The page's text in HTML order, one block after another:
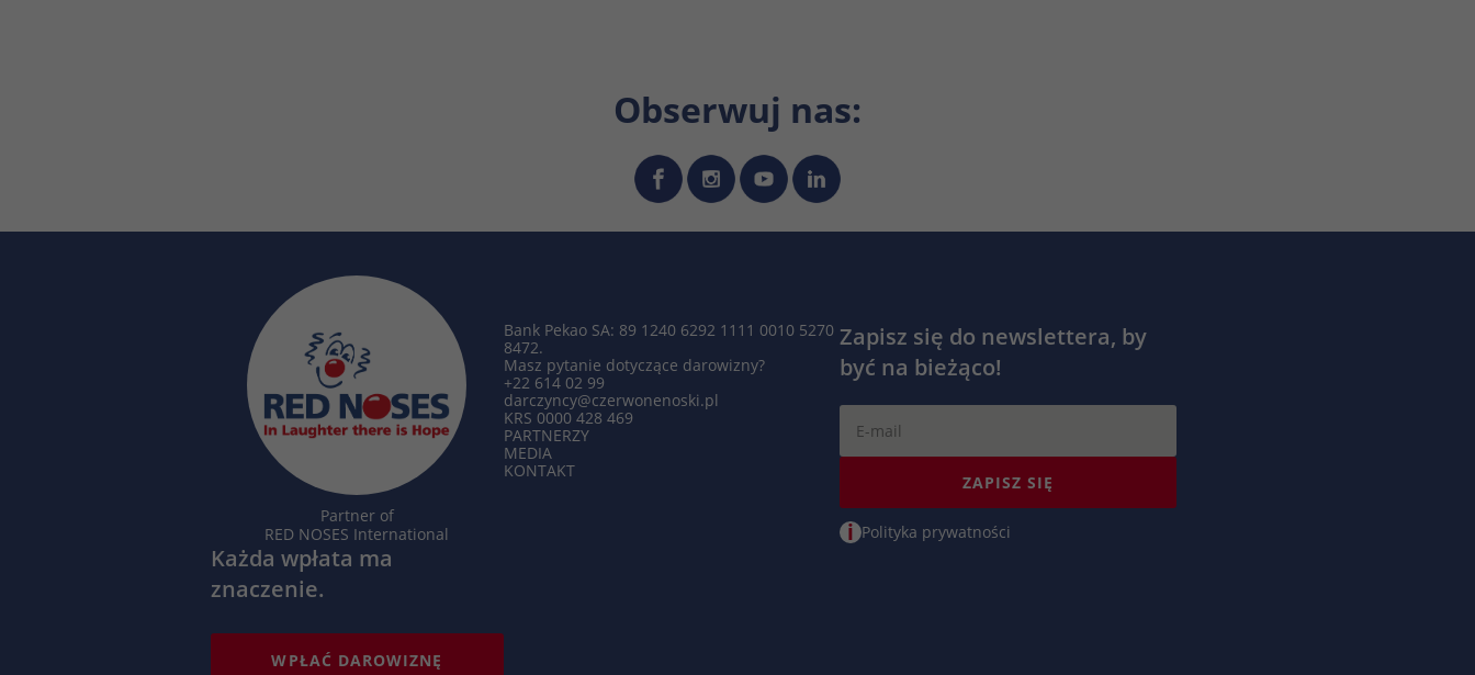
Obserwuj nas:
Partner of
RED NOSES International
Każda wpłata ma
znaczenie.
WPŁAĆ DAROWIZNĘ
Bank Pekao SA: 89 1240 6292 1111 0010 5270
8472.
Masz pytanie dotyczące darowizny?
+22 614 02 99
darczyncy@czerwonenoski.pl
KRS 0000 428 469
PARTNERZY
MEDIA
KONTAKT
Zapisz się do newslettera, by
być na bieżąco!
ZAPISZ SIĘ
i Polityka prywatności